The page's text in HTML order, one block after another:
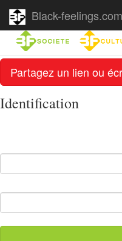
Partagez un lien ou
Black-feelings.com
Identification